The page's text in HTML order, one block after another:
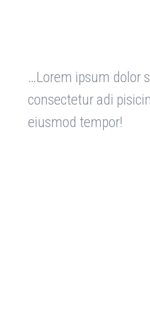
…Lorem ipsum dolor
consectetur adi
eiusmod tempor!